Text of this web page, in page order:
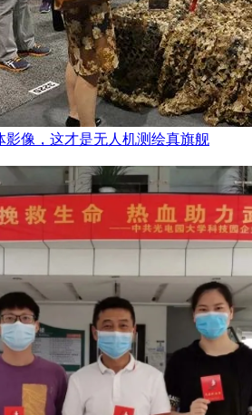
影像，这才是无人机测绘真旗舰